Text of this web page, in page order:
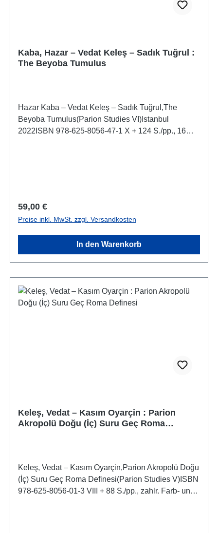
Kaba, Hazar – Vedat Keleş – Sadık Tuğrul :
The Beyoba Tumulus
Hazar Kaba – Vedat Keleş – Sadık Tuğrul,The
Beyoba Tumulus(Parion Studies VI)Istanbul
2022ISBN 978-625-8056-47-1 X + 124 S./pp., 16
Regulärer Preis:
59,00 €
Preise inkl. MwSt. zzgl. Versandkosten
In den Warenkorb
Keleş, Vedat – Kasım Oyarçin : Parion
Akropolü Doğu (İç) Suru Geç Roma
Keleş, Vedat – Kasım Oyarçin,Parion Akropolü Doğu
(İç) Suru Geç Roma Definesi(Parion Studies V)ISBN
978-625-8056-01-3 VIII + 88 S./pp., zahlr. Farb- und